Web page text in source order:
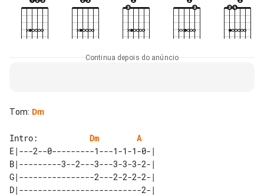
Continua depois do anúncio
Tom: Dm
Intro: Dm
A
E|---2--0---------1---1-1-1-0-|
B|---------3--2---3---3-3-3-2-|
G|----------------2---2-2-2-2-|
D|--------------------------2-|